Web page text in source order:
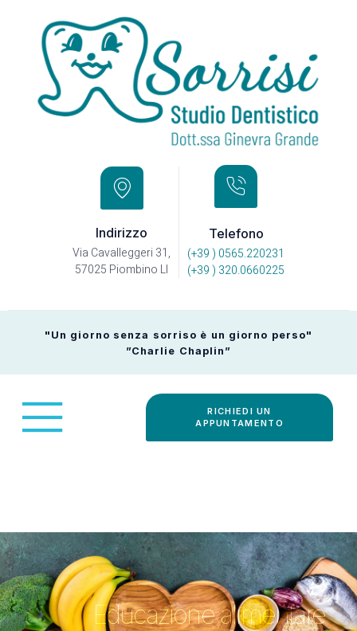
Indirizzo
Via Cavalleggeri 31,
57025 Piombino LI
Telefono
(+39 ) 0565.220231
(+39 ) 320.0660225
"Un giorno senza sorriso è un giorno perso"
”Charlie Chaplin”
RICHIEDI UN
APPUNTAMENTO
Educazione alimentare